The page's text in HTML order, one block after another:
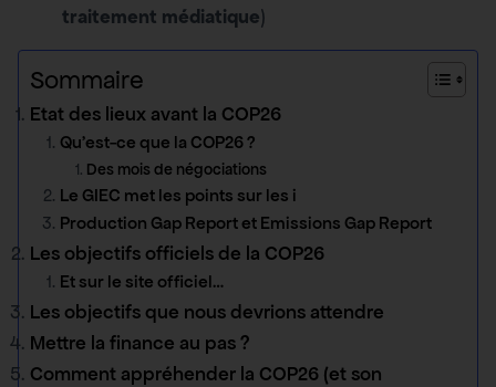
traitement médiatique)
Sommaire
Etat des lieux avant la COP26
Qu’est-ce que la COP26 ?
Des mois de négociations
Le GIEC met les points sur les i
Production Gap Report et Emissions Gap Report
Les objectifs officiels de la COP26
Et sur le site officiel…
Les objectifs que nous devrions attendre
Mettre la finance au pas ?
Comment appréhender la COP26 (et son